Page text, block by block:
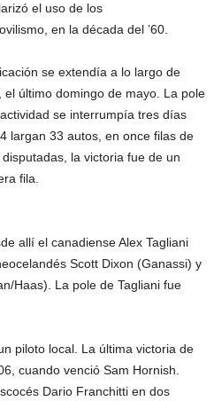
el uso de los
en la década del ’60.
se extendía a lo largo de
último domingo de mayo. La pole
se interrumpía tres días
largan 33 autos, en once filas de
la victoria fue de un
fila.
allí el canadiense Alex Tagliani
Scott Dixon (Ganassi) y
Haas). La pole de Tagliani fue
piloto local. La última victoria de
cuando venció Sam Hornish.
Dario Franchitti en dos